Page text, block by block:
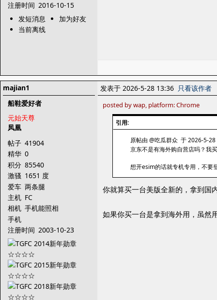
注册时间 2016-10-15
发短消息
加为好友
当前离线
majian1
船鞋爱好者
元始天尊
凤凰
帖子 41904
精华 0
积分 85540
激骚 1651 度
爱车 两条腿
主机 FC
相机 手机能照相
手机
注册时间 2003-10-23
发表于 2026-5-28 13:36 只看该作者
posted by wap, platform: Chrome
引用:
原帖由 @吃瓜群众 于 2026-5-
京东不是有海外购自营店吗？我
想开esim的话就专机专用，不要
你就算买一台美版全新的，拿到国
如果你买一台是拿到海外用，虽然